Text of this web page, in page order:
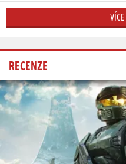
RECENZE